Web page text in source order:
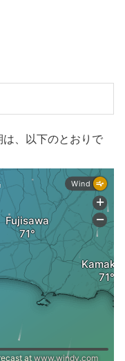
、以下のとおりで